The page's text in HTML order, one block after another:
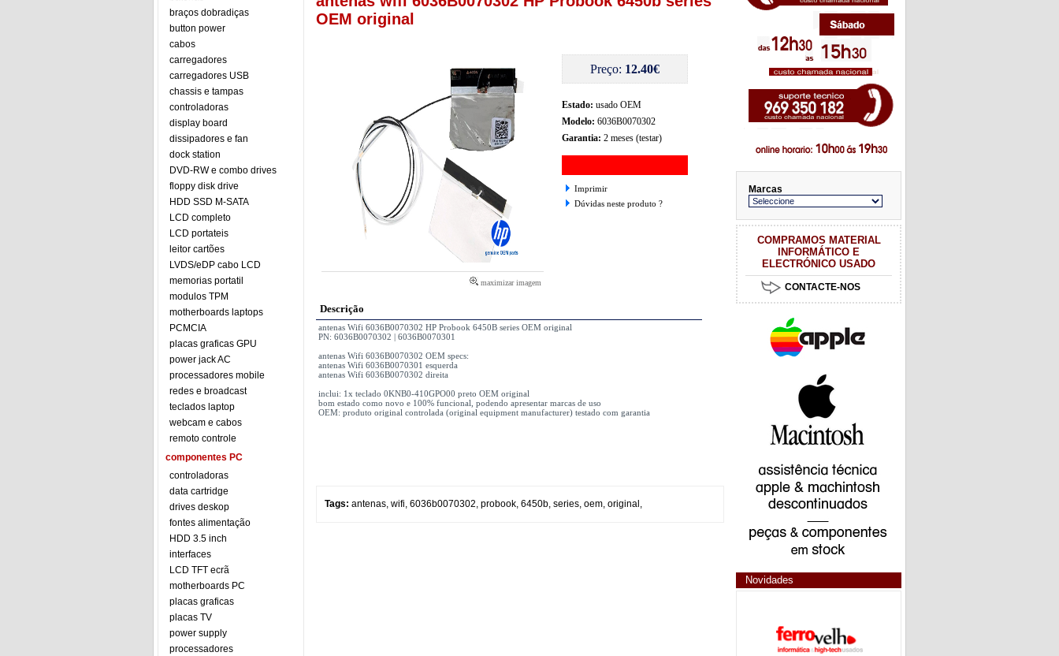
braços dobradiças
button power
cabos
carregadores
carregadores USB
chassis e tampas
controladoras
display board
dissipadores e fan
dock station
DVD-RW e combo drives
floppy disk drive
HDD SSD M-SATA
LCD completo
LCD portateis
leitor cartões
LVDS/eDP cabo LCD
memorias portatil
modulos TPM
motherboards laptops
PCMCIA
placas graficas GPU
power jack AC
processadores mobile
redes e broadcast
teclados laptop
webcam e cabos
remoto controle
componentes PC
controladoras
data cartridge
drives deskop
fontes alimentação
HDD 3.5 inch
interfaces
LCD TFT ecrã
motherboards PC
placas graficas
placas TV
power supply
processadores
OEM original
maximizar imagem
Preço: 12.40€
Estado: usado OEM
Modelo: 6036B0070302
Garantia: 2 meses (testar)
Imprimir
Dúvidas neste produto ?
Descrição
antenas Wifi 6036B0070302 HP Probook 6450B series OEM original
PN: 6036B0070302 | 6036B0070301
antenas Wifi 6036B0070302 OEM specs:
antenas Wifi 6036B0070301 esquerda
antenas Wifi 6036B0070302 direita
inclui: 1x teclado 0KNB0-410GPO00 preto OEM original
bom estado como novo e 100% funcional, podendo apresentar marcas de uso
OEM: produto original controlada (original equipment manufacturer) testado com garantia
Tags: antenas, wifi, 6036b0070302, probook, 6450b, series, oem, original ,
Marcas
COMPRAMOS MATERIAL
INFORMÁTICO E
ELECTRÓNICO USADO
CONTACTE-NOS
Novidades